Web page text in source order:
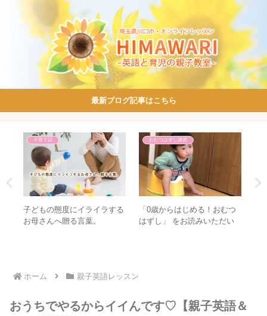
最新ブログ記事はこちら
子育て話
子どもの態度にイライラする
お母さんへ贈る言葉。
おむつはずし講習
「0歳からはじめる！おむつ
はずし」 をお読みいただい
ホーム 親子英語レッスン
おうちでやるからイイんです♡【親子英語＆